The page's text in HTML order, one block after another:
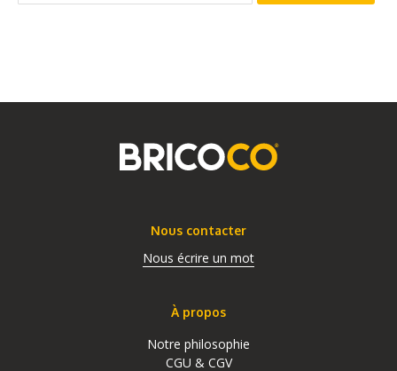
Nous contacter
Nous écrire un mot
À propos
Notre philosophie
CGU & CGV